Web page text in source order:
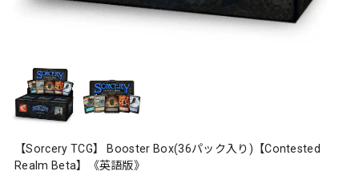
【Sorcery TCG】 Booster Box(36パック入り)【Contested
Realm Beta】《英語版》